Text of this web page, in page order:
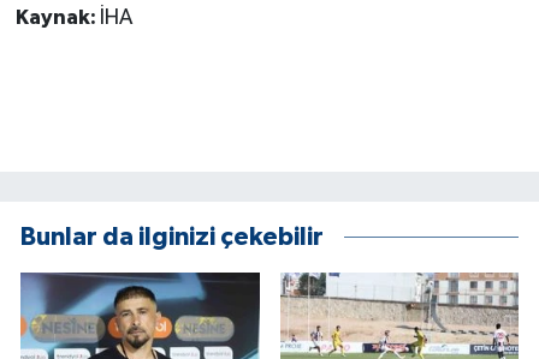
Kaynak: İHA
Bunlar da ilginizi çekebilir
Yerel Haberler